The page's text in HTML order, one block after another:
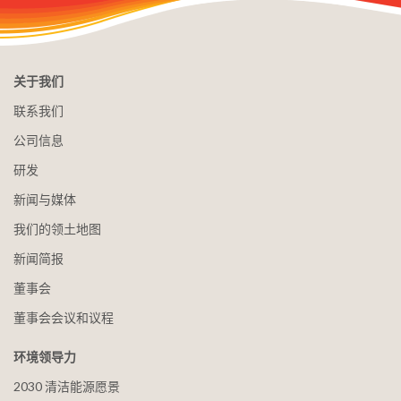
关于我们
联系我们
公司信息
研发
新闻与媒体
我们的领土地图
新闻简报
董事会
董事会会议和议程
环境领导力
2030 清洁能源愿景